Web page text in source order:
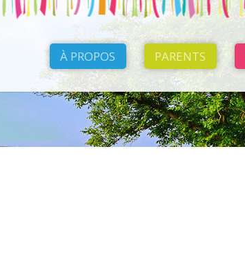
À PROPOS PARENTS